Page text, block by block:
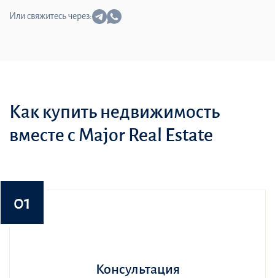
Или свяжитесь через:
Как купить недвижимость
вместе с Major Real Estate
01
Консультация